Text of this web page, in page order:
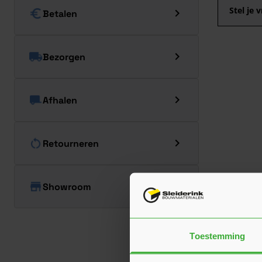
Toestemming
Stel je
Betalen
Bezorgen
Afhalen
Retourneren
Showroom